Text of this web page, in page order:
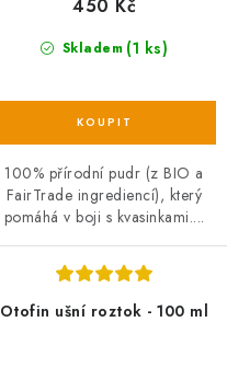
Skladem (1 ks)
450 Kč
100% přírodní pudr (z BIO a
FairTrade ingrediencí), který
pomáhá v boji s kvasinkami....
Otofin ušní roztok - 100 ml